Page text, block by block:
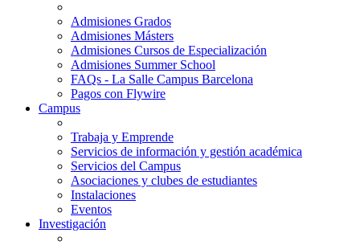
Admisiones Grados
Admisiones Másters
Admisiones Cursos de Especialización
Admisiones Summer School
FAQs - La Salle Campus Barcelona
Pagos con Flywire
Campus
Trabaja y Emprende
Servicios de información y gestión académica
Servicios del Campus
Asociaciones y clubes de estudiantes
Instalaciones
Eventos
Investigación